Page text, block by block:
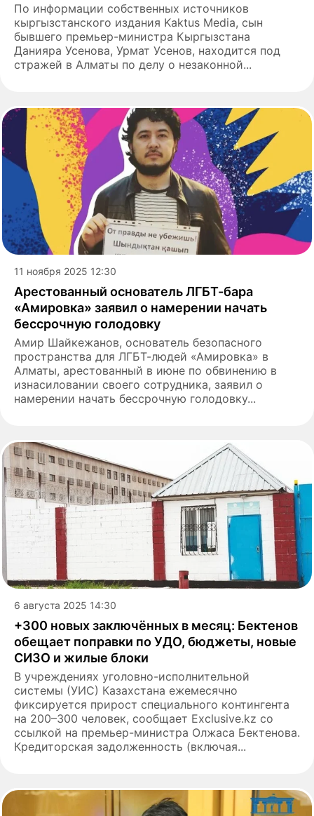
По информации собственных источников
кыргызстанского издания Kaktus Media, сын
бывшего премьер-министра Кыргызстана
Данияра Усенова, Урмат Усенов, находится под
стражей в Алматы по делу о незаконной...
11 ноября 2025 12:30
Арестованный основатель ЛГБТ-бара
«Амировка» заявил о намерении начать
бессрочную голодовку
Амир Шайкежанов, основатель безопасного
пространства для ЛГБТ-людей «Амировка» в
Алматы, арестованный в июне по обвинению в
изнасиловании своего сотрудника, заявил о
намерении начать бессрочную голодовку...
6 августа 2025 14:30
+300 новых заключённых в месяц: Бектенов
обещает поправки по УДО, бюджеты, новые
СИЗО и жилые блоки
В учреждениях уголовно-исполнительной
системы (УИС) Казахстана ежемесячно
фиксируется прирост специального контингента
на 200–300 человек, сообщает Exclusive.kz со
ссылкой на премьер-министра Олжаса Бектенова.
Кредиторская задолженность (включая...